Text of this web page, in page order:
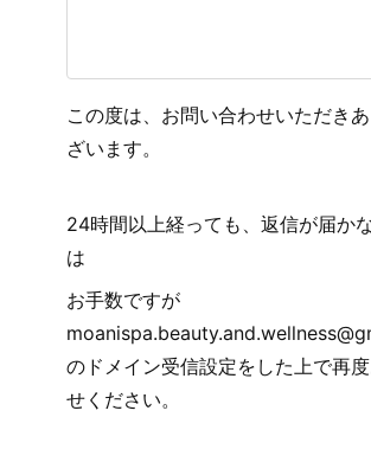
この度は、お問い合わせいただき
ざいます。
24時間以上経っても、返信が届か
は
お手数ですが
のドメイン受信設定をした上で再
せください。